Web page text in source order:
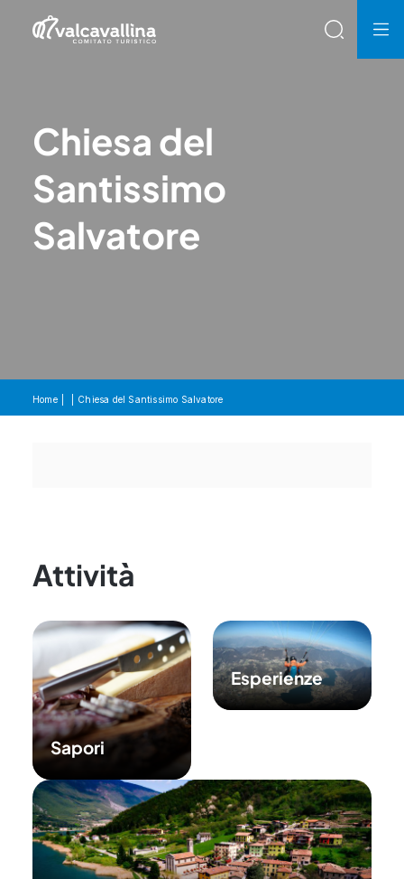
Chiesa del
Santissimo
Salvatore
Home Chiesa del Santissimo Salvatore
Attività
Sapori
Esperienze